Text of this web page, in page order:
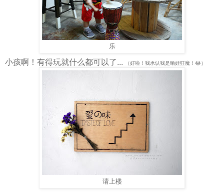
乐
小孩啊！有得玩就什么都可以了... （好啦！我承认我是晒娃狂魔！😂）
请上楼